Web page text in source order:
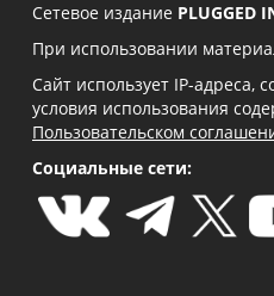
Сетевое издание PLUGGED
При использовании
Сайт использует IP-адреса,
условия использования
Пользовательском
Социальные сети: